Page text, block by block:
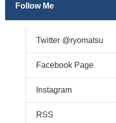
Follow Me
Twitter @ryomatsu
Facebook Page
Instagram
RSS